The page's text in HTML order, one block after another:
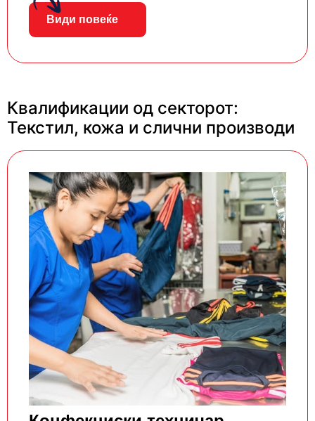
Види повеќе
Квалификации од секторот:
Текстил, кожа и слични производи